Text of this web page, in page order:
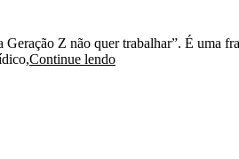
Z não quer trabalhar”. É uma
Continue lendo